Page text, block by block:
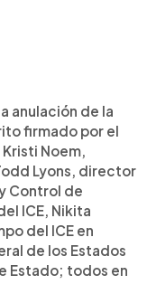
anulación de la
firmado por el
Noem,
Lyons, director
Control de
ICE, Nikita
del ICE en
de los Estados
Estado; todos en